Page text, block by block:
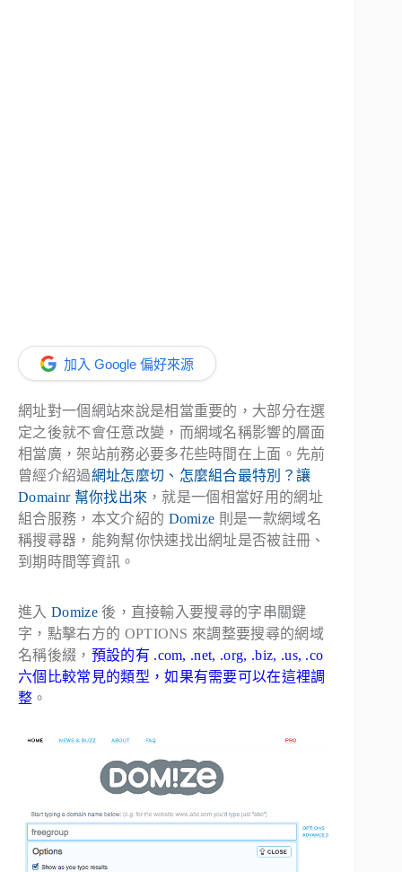
加入 Google 偏好來源
網址對一個網站來說是相當重要的，大部分在選
定之後就不會任意改變，而網域名稱影響的層面
相當廣，架站前務必要多花些時間在上面。先前
曾經介紹過網址怎麼切、怎麼組合最特別？讓
Domainr 幫你找出來 ，就是一個相當好用的網址
組合服務，本文介紹的 Domize 則是一款網域名
稱搜尋器，能夠幫你快速找出網址是否被註冊、
到期時間等資訊。
進入 Domize後，直接輸入要搜尋的字串關鍵
字，點擊右方的 OPTIONS 來調整要搜尋的網域
名稱後綴， 預設的有 .com, .net, .org, .biz, .us, .co
六個比較常見的類型，如果有需要可以在這裡調
整 。